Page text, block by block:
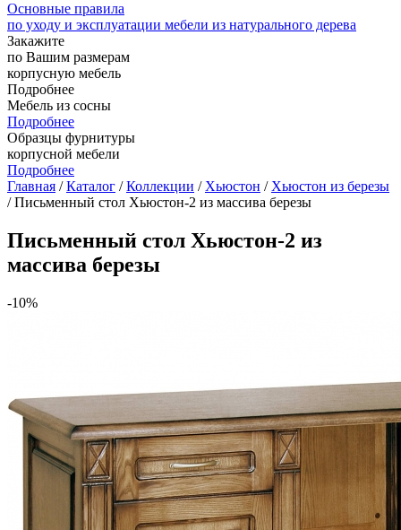
Основные правила
по уходу и эксплуатации мебели из натурального дерева
Закажите
по Вашим размерам
корпусную мебель
Подробнее
Мебель из сосны
Подробнее
Образцы фурнитуры
корпусной мебели
Подробнее
Главная /Каталог /Коллекции / Хьюстон / Хьюстон из березы
/ Письменный стол Хьюстон-2 из массива березы
Письменный стол Хьюстон-2 из
массива березы
-10%